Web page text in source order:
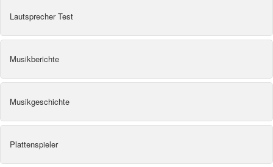
Lautsprecher Test
Musikberichte
Musikgeschichte
Plattenspieler